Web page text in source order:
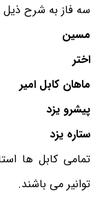
سه فاز به شرح
مسین
اختر
ماهان کابل امیر
پیشرو یزد
ستاره یزد
تمامی کابل ها
توانیر می باشند.